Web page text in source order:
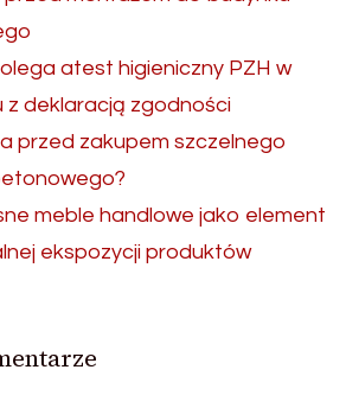
atest higieniczny PZH w
z deklaracją zgodności
przed zakupem szczelnego
meble handlowe jako element
ekspozycji produktów